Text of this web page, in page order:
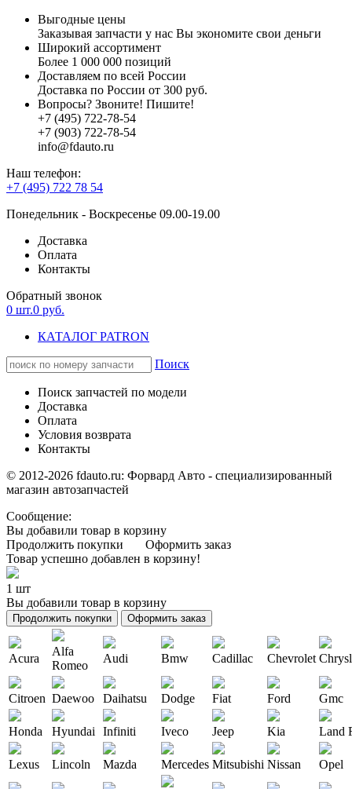
Выгодные цены
Заказывая запчасти у нас Вы экономите свои деньги
Широкий ассортимент
Более 1 000 000 позиций
Доставляем по всей России
Доставка по России от 300 руб.
Вопросы? Звоните! Пишите!
+7 (495) 722-78-54
+7 (903) 722-78-54
info@fdauto.ru
Наш телефон:
+7 (495) 722 78 54
Понедельник - Воскресенье 09.00-19.00
Доставка
Оплата
Контакты
Обратный звонок
0 шт.0 руб.
КАТАЛОГ PATRON
Поиск
Поиск запчастей по модели
Доставка
Оплата
Условия возврата
Контакты
© 2012-2026 fdauto.ru: Форвард Авто - специализированный
магазин автозапчастей
Сообщение:
Вы добавили товар в корзину
Продолжить покупки
Оформить заказ
Товар успешно добавлен в корзину!
1 шт
Вы добавили товар в корзину
Продолжить покупки Оформить заказ
Acura
Alfa
Romeo
Audi Bmw Cadillac Chevrolet
Citroen Daewoo Daihatsu Dodge Fiat Ford Gmc
Honda Hyundai Infiniti Iveco Jeep Kia Land
Lexus Lincoln Mazda Mercedes Mitsubishi Nissan Opel